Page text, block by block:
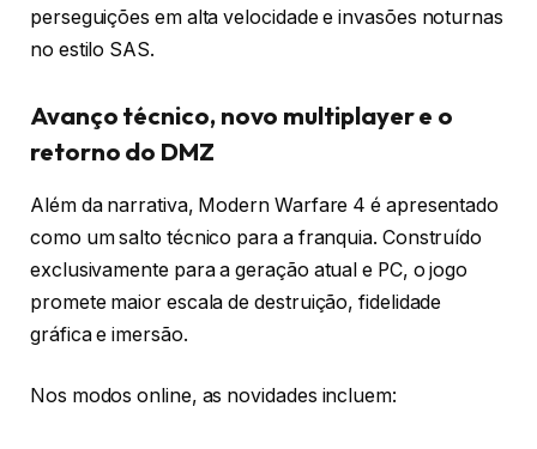
perseguições em alta velocidade e invasões noturnas
no estilo SAS.
Avanço técnico, novo multiplayer e o
retorno do DMZ
Além da narrativa, Modern Warfare 4 é apresentado
como um salto técnico para a franquia. Construído
exclusivamente para a geração atual e PC, o jogo
promete maior escala de destruição, fidelidade
gráfica e imersão.
Nos modos online, as novidades incluem: